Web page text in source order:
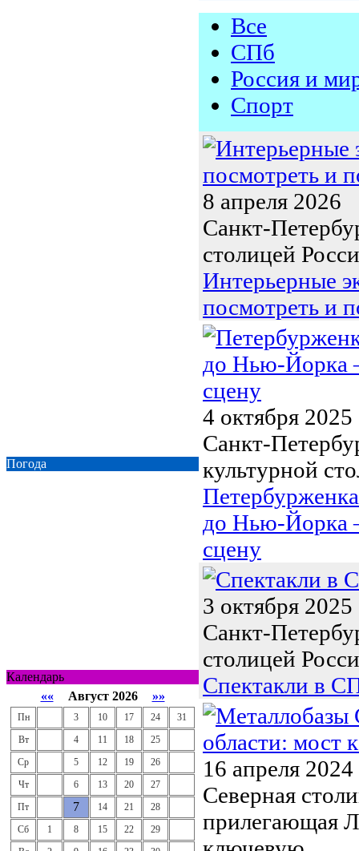
Погода
Календарь
««
Август 2026 »»
Пн 3 10 17 24
31
Вт
4 11 18
25
Ср
5 12 19
26
Чт
6 13 20
27
Пт
7 14 21
28
Сб
1 8 15 22
29
Все
СПб
Россия и
Спорт
8 апреля 2026
Санкт-
столицей
Интерьерные
посмотреть и
4 октября 2025
Санкт-
культурной
до Нью-Йорка
сцену
3 октября 2025
Санкт-
столицей
Спектакли в
16 апреля 2024
Северная
прилегающая